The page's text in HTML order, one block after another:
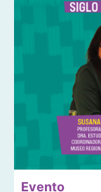
Evento